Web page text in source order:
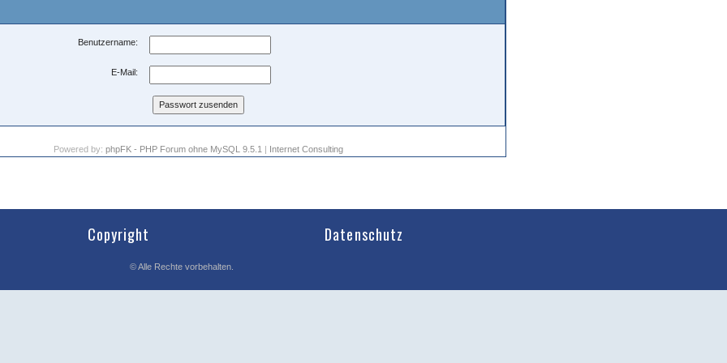
Benutzername:
E-Mail:
Powered by: phpFK - PHP Forum ohne MySQL 9.5.1 | Internet Consulting
Copyright Datenschutz
©Alle Rechte vorbehalten.